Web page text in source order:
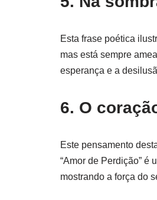
Esta frase poética
mas está sempre
esperança e a
6. O
Este pensamento
“Amor de Perdição” é
mostrando a força do